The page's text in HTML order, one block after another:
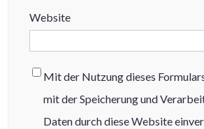
Website
Mit der Nutzung dieses
mit der Speicherung und
Daten durch diese Website